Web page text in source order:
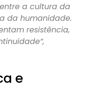
a cultura da
da humanidade.
resistência,
e